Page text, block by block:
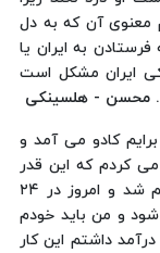
معنوی آن که به دل
به ایران یا
ایران مشکل است
محسن - هلسینکی
کادو می آمد و
کردم که این قدر
هدیه گیرم می آید. اما بعدها کم کم هدایا کم شد و امروز در ۲۴
و من باید خودم
داشتم این کار